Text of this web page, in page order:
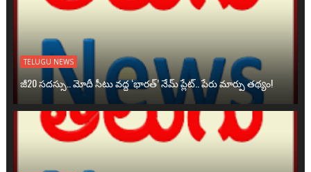
TELUGU NEWS
జీ20 సదస్సు.. మోదీ సీటు వద్ద ‘భారత్’ నేమ్ ప్లేట్‌.. పేరు మార్పు తథ్యం!